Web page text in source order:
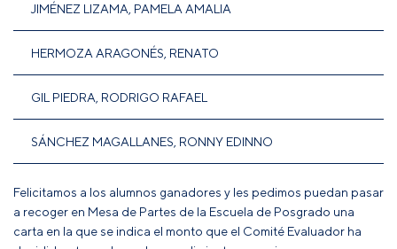
JIMÉNEZ LIZAMA, PAMELA AMALIA
HERMOZA ARAGONÉS, RENATO
GIL PIEDRA, RODRIGO RAFAEL
SÁNCHEZ MAGALLANES, RONNY EDINNO
Felicitamos a los alumnos ganadores y les pedimos puedan pasar
a recoger en Mesa de Partes de la Escuela de Posgrado una
carta en la que se indica el monto que el Comité Evaluador ha